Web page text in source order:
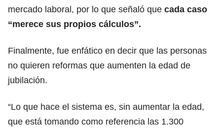
mercado laboral, por lo que señaló que cada caso
“merece sus propios cálculos”.
Finalmente, fue enfático en decir que las personas
no quieren reformas que aumenten la edad de
jubilación.
“Lo que hace el sistema es, sin aumentar la edad,
que está tomando como referencia las 1.300